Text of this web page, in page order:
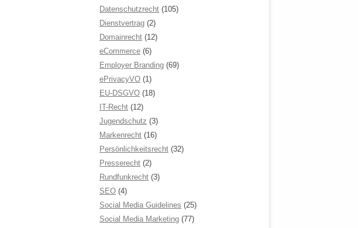
Datenschutzrecht (105)
Dienstvertrag (2)
Domainrecht (12)
eCommerce (6)
Employer Branding (69)
ePrivacyVO (1)
EU-DSGVO (18)
IT-Recht (12)
Jugendschutz (3)
Markenrecht (16)
Persönlichkeitsrecht (32)
Presserecht (2)
Rundfunkrecht (3)
SEO (4)
Social Media Guidelines (25)
Social Media Marketing (77)